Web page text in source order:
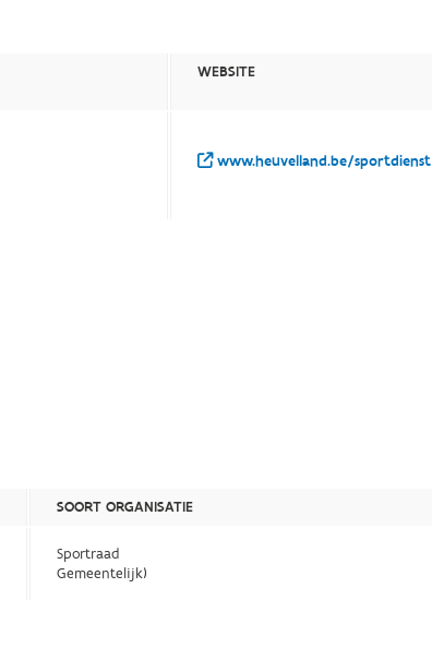
WEBSITE
www.heuvelland.be/sportdienst
SOORT ORGANISATIE
Sportraad
Gemeentelijk)